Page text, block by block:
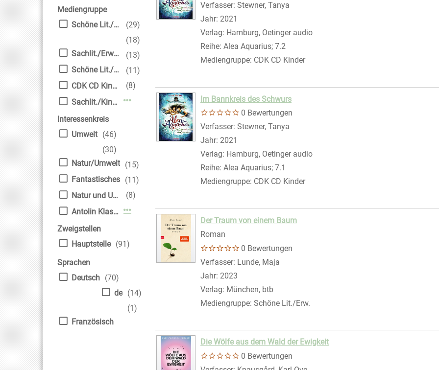
Mediengruppe
Schöne Lit./Erw.
(29)
Sachlit./Erwachsene
(18)
Schöne Lit./Kinder
(13)
CDK CD Kinder
(11)
Sachlit./Kinder
(8)
Mehr Mediengruppe-Filter anzeigen
Interessenkreis
Umwelt (46)
Natur/Umwelt
(30)
Fantastisches
(15)
Natur und Umwelt
(11)
Antolin Klasse 6
(8)
Mehr Interessenkreis-Filter anzeigen
Zweigstellen
Hauptstelle (91)
Sprachen
Deutsch (70)
de (14)
Französisch
(1)
Verfasser: Stewner, Tanya
Jahr: 2021
Verlag: Hamburg, Oetinger audio
Reihe: Alea Aquarius; 7.2
Mediengruppe: CDK CD Kinder
Im Bannkreis des Schwurs
0 Bewertungen
Verfasser: Stewner, Tanya
Jahr: 2021
Verlag: Hamburg, Oetinger audio
Reihe: Alea Aquarius; 7.1
Mediengruppe: CDK CD Kinder
Der Traum von einem Baum
Roman
0 Bewertungen
Verfasser: Lunde, Maja
Jahr: 2023
Verlag: München, btb
Mediengruppe: Schöne Lit./Erw.
Die Wölfe aus dem Wald der Ewigkeit
0 Bewertungen